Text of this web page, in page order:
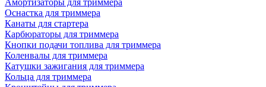
Амортизаторы для триммера
Оснастка для триммера
Канаты для стартера
Карбюраторы для триммера
Кнопки подачи топлива для триммера
Коленвалы для триммера
Катушки зажигания для триммера
Кольца для триммера